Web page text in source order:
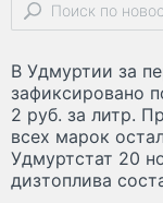
В Удмуртии за
зафиксировано
2 руб. за литр.
всех марок
Удмуртстат 20
дизтоплива